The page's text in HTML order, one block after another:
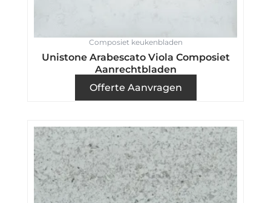
Composiet keukenbladen
Unistone Arabescato Viola Composiet
Aanrechtbladen
Offerte Aanvragen